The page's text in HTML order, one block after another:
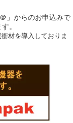
」からのお申込みで
。
材を導入しておりま